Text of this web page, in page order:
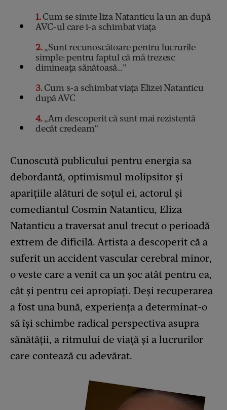
1Cum se simte liza Natanticu la un an după
AVC-ul care i-a schimbat viața
2„Sunt recunoscătoare pentru lucrurile
simple: pentru faptul că mă trezesc
dimineața sănătoasă…”
3Cum s-a schimbat viața Elizei Natanticu
după AVC
4„Am descoperit că sunt mai rezistentă
decât credeam”
Cunoscută publicului pentru energia sa
debordantă, optimismul molipsitor și
aparițiile alături de soțul ei, actorul și
comediantul Cosmin Natanticu, Eliza
Natanticu a traversat anul trecut o perioadă
extrem de dificilă. Artista a descoperit că a
suferit un accident vascular cerebral minor,
o veste care a venit ca un șoc atât pentru ea,
cât și pentru cei apropiați. Deși recuperarea
a fost una bună, experiența a determinat-o
să își schimbe radical perspectiva asupra
sănătății, a ritmului de viață și a lucrurilor
care contează cu adevărat.